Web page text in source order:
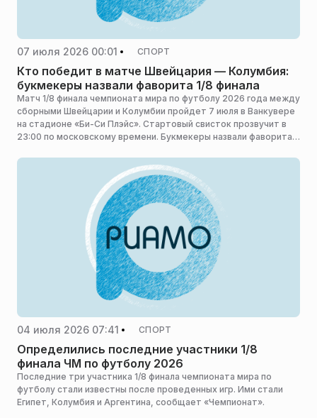
07 июля 2026 00:01 СПОРТ
Кто победит в матче Швейцария — Колумбия:
букмекеры назвали фаворита 1/8 финала
Матч 1/8 финала чемпионата мира по футболу 2026 года между
сборными Швейцарии и Колумбии пройдет 7 июля в Ванкувере
на стадионе «Би-Си Плэйс». Стартовый свисток прозвучит в
23:00 по московскому времени. Букмекеры назвали фаворита
04 июля 2026 07:41 СПОРТ
Определились последние участники 1/8
финала ЧМ по футболу 2026
Последние три участника 1/8 финала чемпионата мира по
футболу стали известны после проведенных игр. Ими стали
Египет, Колумбия и Аргентина, сообщает «Чемпионат».